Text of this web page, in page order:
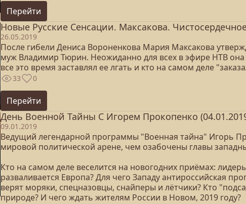
Перейти
Новые Русские Сенсации. Максакова.
26.05.2019
После гибели Дениса Вороненкова Мария Максакова
муж Владимир Тюрин. Неожиданно для всех в эфире НТВ она
все это время заставлял ее лгать и кто на самом деле
33 0
Перейти
День Военной Тайны С Игорем Прокопенко
09.01.2019
Ведущий легендарной программы "Военная тайна" Игорь
мировой политической арене, чем озабочены главы
Кто на самом деле веселится на новогодних приёмах:
разваливается Европа? Для чего Западу антироссийская
верят моряки, спецназовцы, снайперы и лётчики? Кто
природе? И чего ждать жителям России в Новом, 2019 году?